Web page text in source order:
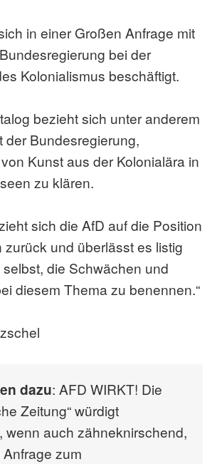
in einer Großen Anfrage mit
bei der
Kolonialismus beschäftigt.
bezieht sich unter anderem
der Bundesregierung,
Kunst aus der Kolonialära in
zu klären.
sich die AfD auf die Position
und überlässt es listig
die Schwächen und
diesem Thema zu benennen.“
dazu: AFD WIRKT! Die
Zeitung“ würdigt
wenn auch zähneknirschend,
zum